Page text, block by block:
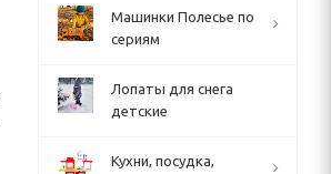
Машинки Полесье по
сериям
Лопаты для снега
детские
Кухни, посудка,